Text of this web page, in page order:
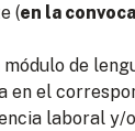
(en la
módulo de
en el
laboral